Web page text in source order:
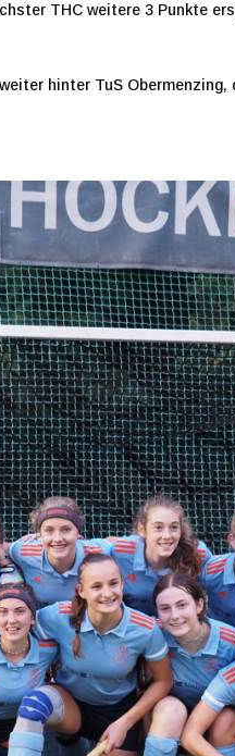
THC weitere 3 Punkte
hinter TuS